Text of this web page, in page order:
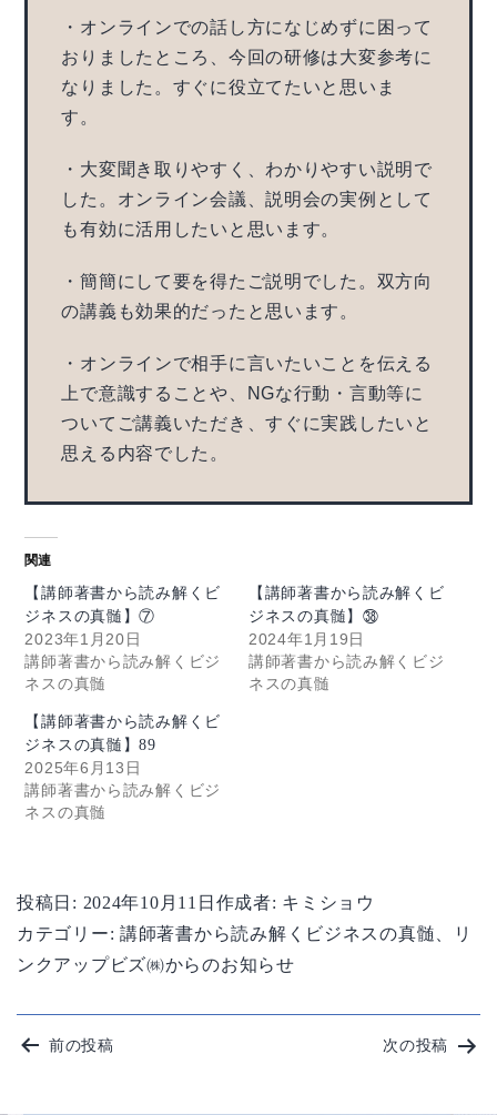
・オンラインでの話し方になじめずに困って
おりましたところ、今回の研修は大変参考に
なりました。すぐに役立てたいと思いま
す。
・大変聞き取りやすく、わかりやすい説明で
した。オンライン会議、説明会の実例として
も有効に活用したいと思います。
・簡簡にして要を得たご説明でした。双方向
の講義も効果的だったと思います。
・オンラインで相手に言いたいことを伝える
上で意識することや、NGな行動・言動等に
ついてご講義いただき、すぐに実践したいと
思える内容でした。
関連
【講師著書から読み解くビ
ジネスの真髄】⑦
2023年1月20日
講師著書から読み解くビジ
ネスの真髄
【講師著書から読み解くビ
ジネスの真髄】㊳
2024年1月19日
講師著書から読み解くビジ
ネスの真髄
【講師著書から読み解くビ
ジネスの真髄】89
2025年6月13日
講師著書から読み解くビジ
ネスの真髄
投稿日: 2024年10月11日 作成者: キミショウ
カテゴリー:講師著書から読み解くビジネスの真髄
リ
ンクアップビズ㈱からのお知らせ
投前の投稿 次の投稿